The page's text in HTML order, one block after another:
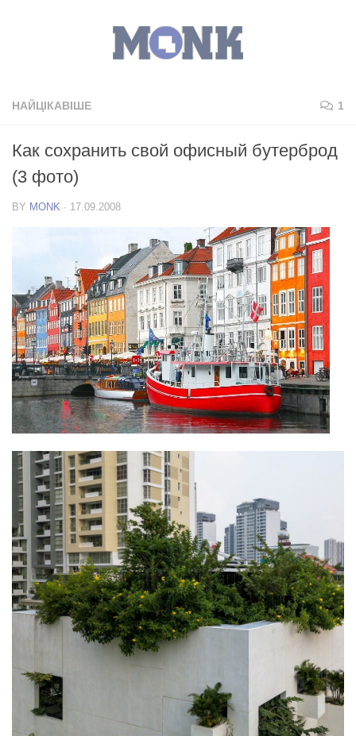
НАЙЦІКАВІШЕ 1
Как сохранить свой офисный бутерброд
(3 фото)
BY MONK · 17.09.2008